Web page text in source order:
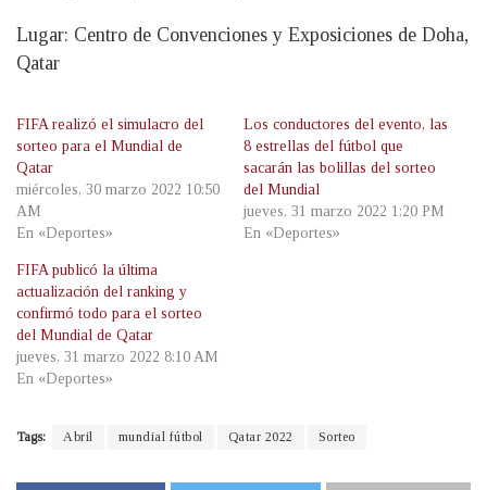
Lugar: Centro de Convenciones y Exposiciones de Doha,
Qatar
FIFA realizó el simulacro del
sorteo para el Mundial de
Qatar
miércoles, 30 marzo 2022 10:50
AM
En «Deportes»
Los conductores del evento, las
8 estrellas del fútbol que
sacarán las bolillas del sorteo
del Mundial
jueves, 31 marzo 2022 1:20 PM
En «Deportes»
FIFA publicó la última
actualización del ranking y
confirmó todo para el sorteo
del Mundial de Qatar
jueves, 31 marzo 2022 8:10 AM
En «Deportes»
Tags: Abril mundial fútbol Qatar 2022 Sorteo